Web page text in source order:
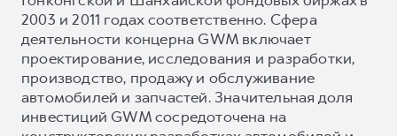
2003 и 2011 годах соответственно. Сфера
деятельности концерна GWM включает
проектирование, исследования и разработки,
производство, продажу и обслуживание
автомобилей и запчастей. Значительная доля
инвестиций GWM сосредоточена на